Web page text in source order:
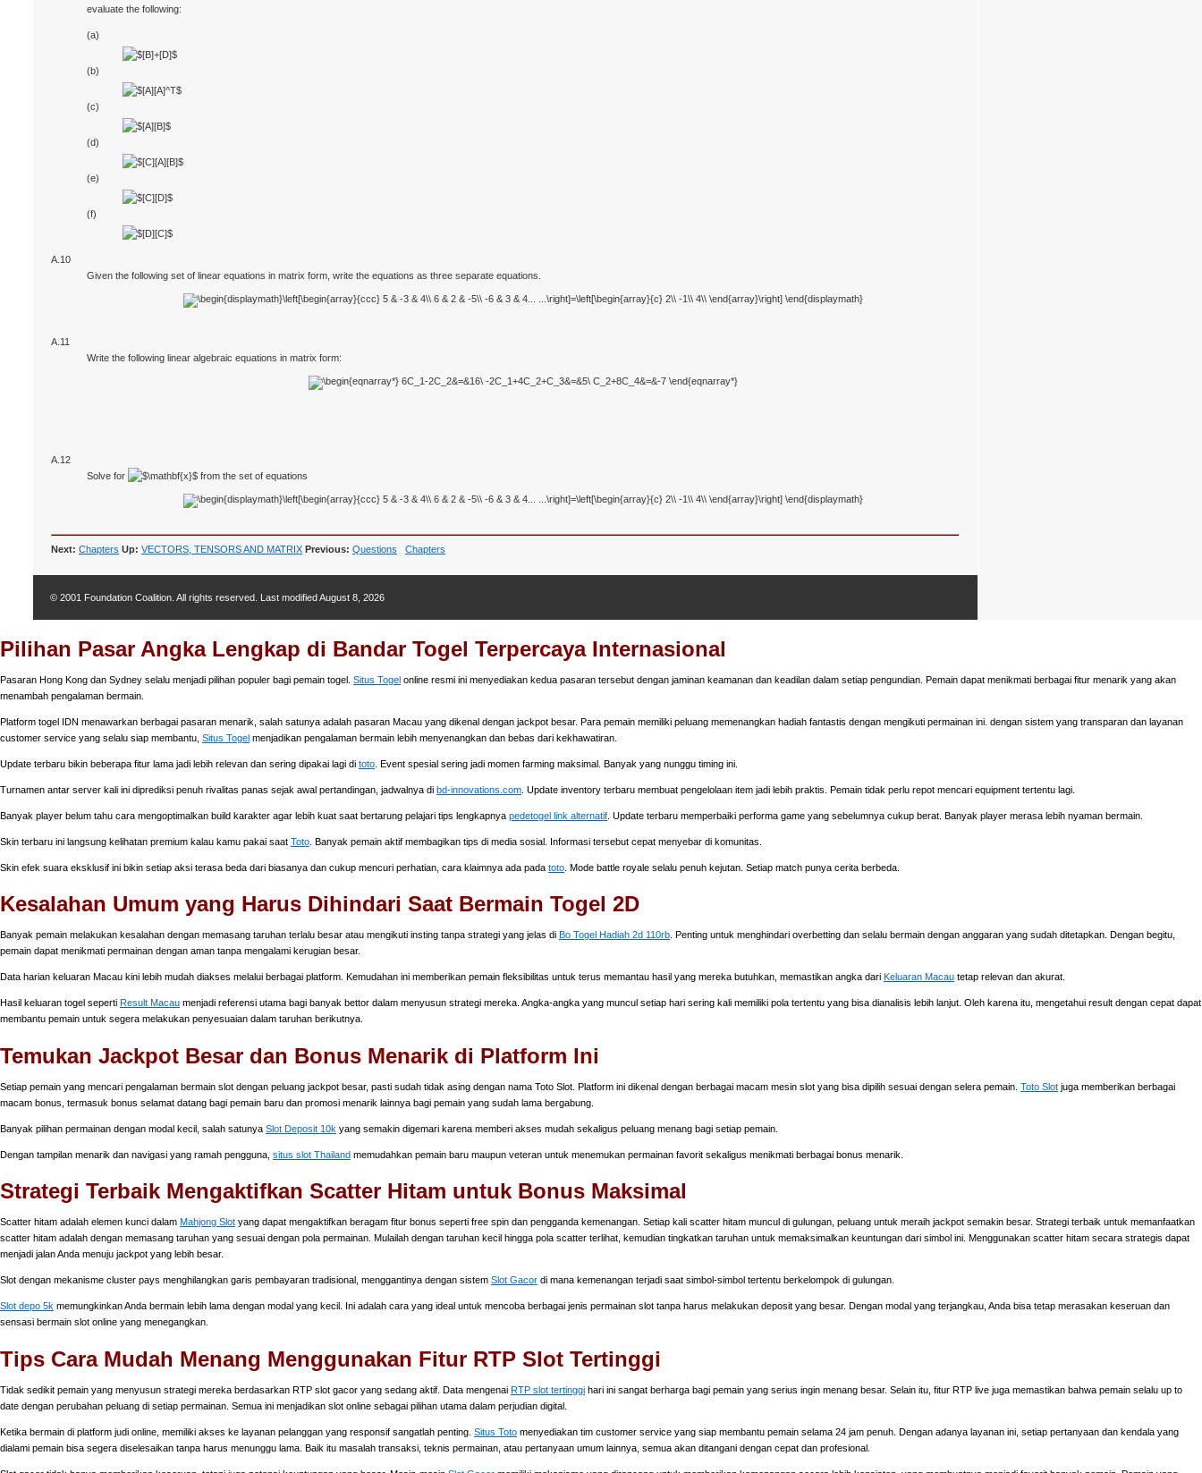
evaluate the following:
(a)
(b)
(c)
(d)
(e)
(f)
A.10
Given the following set of linear equations in matrix form, write the equations as three separate equations.
A.11
Write the following linear algebraic equations in matrix form:
A.12
Solve for
from the set of equations
Next: Chapters Up: VECTORS, TENSORS AND MATRIX Previous: Questions Chapters
© 2001 Foundation Coalition. All rights reserved. Last modifiedAugust 8, 2026
Pilihan Pasar Angka Lengkap di Bandar Togel Terpercaya Internasional
Pasaran Hong Kong dan Sydney selalu menjadi pilihan populer bagi pemain togel. Situs Togel online resmi ini menyediakan kedua pasaran tersebut dengan jaminan keamanan dan keadilan dalam setiap pengundian. Pemain dapat menikmati berbagai fitur menarik yang akan
menambah pengalaman bermain.
Platform togel IDN menawarkan berbagai pasaran menarik, salah satunya adalah pasaran Macau yang dikenal dengan jackpot besar. Para pemain memiliki peluang memenangkan hadiah fantastis dengan mengikuti permainan ini. dengan sistem yang transparan dan layanan
customer service yang selalu siap membantu, Situs Togel menjadikan pengalaman bermain lebih menyenangkan dan bebas dari kekhawatiran.
Update terbaru bikin beberapa fitur lama jadi lebih relevan dan sering dipakai lagi di toto . Event spesial sering jadi momen farming maksimal. Banyak yang nunggu timing ini.
Turnamen antar server kali ini diprediksi penuh rivalitas panas sejak awal pertandingan, jadwalnya di bd-innovations.com . Update inventory terbaru membuat pengelolaan item jadi lebih praktis. Pemain tidak perlu repot mencari equipment tertentu lagi.
Banyak player belum tahu cara mengoptimalkan build karakter agar lebih kuat saat bertarung pelajari tips lengkapnya pedetogel link alternatif . Update terbaru memperbaiki performa game yang sebelumnya cukup berat. Banyak player merasa lebih nyaman bermain.
Skin terbaru ini langsung kelihatan premium kalau kamu pakai saat Toto . Banyak pemain aktif membagikan tips di media sosial. Informasi tersebut cepat menyebar di komunitas.
Skin efek suara eksklusif ini bikin setiap aksi terasa beda dari biasanya dan cukup mencuri perhatian, cara klaimnya ada pada toto . Mode battle royale selalu penuh kejutan. Setiap match punya cerita berbeda.
Kesalahan Umum yang Harus Dihindari Saat Bermain Togel 2D
Banyak pemain melakukan kesalahan dengan memasang taruhan terlalu besar atau mengikuti insting tanpa strategi yang jelas di Bo Togel Hadiah 2d 110rb . Penting untuk menghindari overbetting dan selalu bermain dengan anggaran yang sudah ditetapkan. Dengan begitu,
pemain dapat menikmati permainan dengan aman tanpa mengalami kerugian besar.
Data harian keluaran Macau kini lebih mudah diakses melalui berbagai platform. Kemudahan ini memberikan pemain fleksibilitas untuk terus memantau hasil yang mereka butuhkan, memastikan angka dari Keluaran Macau tetap relevan dan akurat.
Hasil keluaran togel seperti Result Macau menjadi referensi utama bagi banyak bettor dalam menyusun strategi mereka. Angka-angka yang muncul setiap hari sering kali memiliki pola tertentu yang bisa dianalisis lebih lanjut. Oleh karena itu, mengetahui result dengan cepat dapat
membantu pemain untuk segera melakukan penyesuaian dalam taruhan berikutnya.
Temukan Jackpot Besar dan Bonus Menarik di Platform Ini
Setiap pemain yang mencari pengalaman bermain slot dengan peluang jackpot besar, pasti sudah tidak asing dengan nama Toto Slot. Platform ini dikenal dengan berbagai macam mesin slot yang bisa dipilih sesuai dengan selera pemain. Toto Slot juga memberikan berbagai
macam bonus, termasuk bonus selamat datang bagi pemain baru dan promosi menarik lainnya bagi pemain yang sudah lama bergabung.
Banyak pilihan permainan dengan modal kecil, salah satunya Slot Deposit 10k yang semakin digemari karena memberi akses mudah sekaligus peluang menang bagi setiap pemain.
Dengan tampilan menarik dan navigasi yang ramah pengguna, situs slot Thailand memudahkan pemain baru maupun veteran untuk menemukan permainan favorit sekaligus menikmati berbagai bonus menarik.
Strategi Terbaik Mengaktifkan Scatter Hitam untuk Bonus Maksimal
Scatter hitam adalah elemen kunci dalam Mahjong Slot yang dapat mengaktifkan beragam fitur bonus seperti free spin dan pengganda kemenangan. Setiap kali scatter hitam muncul di gulungan, peluang untuk meraih jackpot semakin besar. Strategi terbaik untuk memanfaatkan
scatter hitam adalah dengan memasang taruhan yang sesuai dengan pola permainan. Mulailah dengan taruhan kecil hingga pola scatter terlihat, kemudian tingkatkan taruhan untuk memaksimalkan keuntungan dari simbol ini. Menggunakan scatter hitam secara strategis dapat
menjadi jalan Anda menuju jackpot yang lebih besar.
Slot dengan mekanisme cluster pays menghilangkan garis pembayaran tradisional, menggantinya dengan sistem Slot Gacor di mana kemenangan terjadi saat simbol-simbol tertentu berkelompok di gulungan.
Slot depo 5k memungkinkan Anda bermain lebih lama dengan modal yang kecil. Ini adalah cara yang ideal untuk mencoba berbagai jenis permainan slot tanpa harus melakukan deposit yang besar. Dengan modal yang terjangkau, Anda bisa tetap merasakan keseruan dan
sensasi bermain slot online yang menegangkan.
Tips Cara Mudah Menang Menggunakan Fitur RTP Slot Tertinggi
Tidak sedikit pemain yang menyusun strategi mereka berdasarkan RTP slot gacor yang sedang aktif. Data mengenai RTP slot tertinggi hari ini sangat berharga bagi pemain yang serius ingin menang besar. Selain itu, fitur RTP live juga memastikan bahwa pemain selalu up to
date dengan perubahan peluang di setiap permainan. Semua ini menjadikan slot online sebagai pilihan utama dalam perjudian digital.
Ketika bermain di platform judi online, memiliki akses ke layanan pelanggan yang responsif sangatlah penting. Situs Toto menyediakan tim customer service yang siap membantu pemain selama 24 jam penuh. Dengan adanya layanan ini, setiap pertanyaan dan kendala yang
dialami pemain bisa segera diselesaikan tanpa harus menunggu lama. Baik itu masalah transaksi, teknis permainan, atau pertanyaan umum lainnya, semua akan ditangani dengan cepat dan profesional.